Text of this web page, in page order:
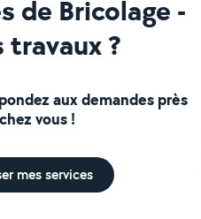
de Bricolage -
?
aux demandes près
vous !
mes services